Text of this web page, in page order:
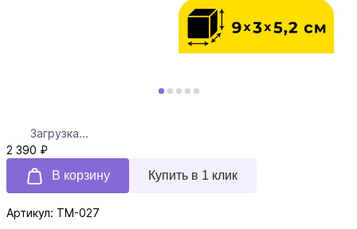
Загрузка...
2 390 ₽
В корзину
Купить в 1 клик
Артикул: TM-027